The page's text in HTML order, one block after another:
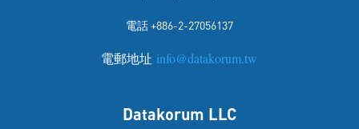
電話 +886-2-27056137
電郵地址 info@datakorum.tw
Datakorum LLC